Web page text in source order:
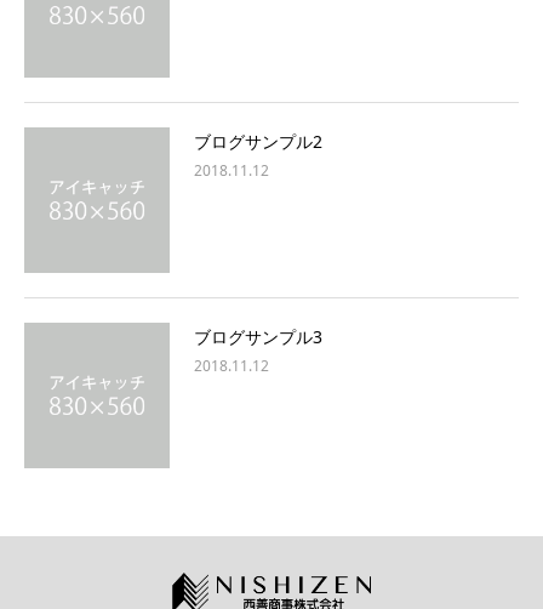
ブログサンプル2
2018.11.12
ブログサンプル3
2018.11.12